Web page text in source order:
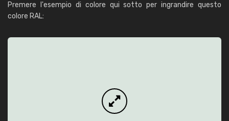
Premere l'esempio di colore qui sotto per ingrandire questo
colore RAL: